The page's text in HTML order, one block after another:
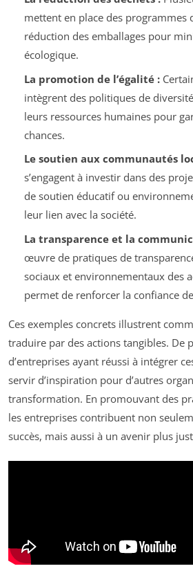
mettent en place des programmes
réduction des emballages pour
écologique.
La promotion de l’égalité :
intègrent des politiques de
leurs ressources humaines pour
chances.
Le soutien aux communautés
s’engagent à investir dans des
de soutien éducatif ou
leur lien avec la société.
La transparence et la
œuvre de pratiques de
sociaux et environnementaux des
permet de renforcer la confiance
Ces exemples concrets illustrent
traduire par des actions tangibles. De
d’entreprises ayant réussi à intégrer
servir d’inspiration pour d’autres
transformation. En promouvant des
les entreprises contribuent non
succès, mais aussi à un avenir plus